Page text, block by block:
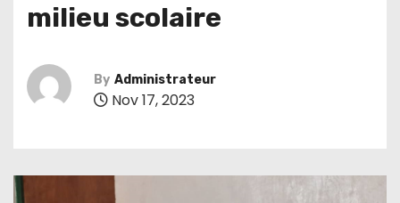
milieu scolaire
By Administrateur
Nov 17, 2023